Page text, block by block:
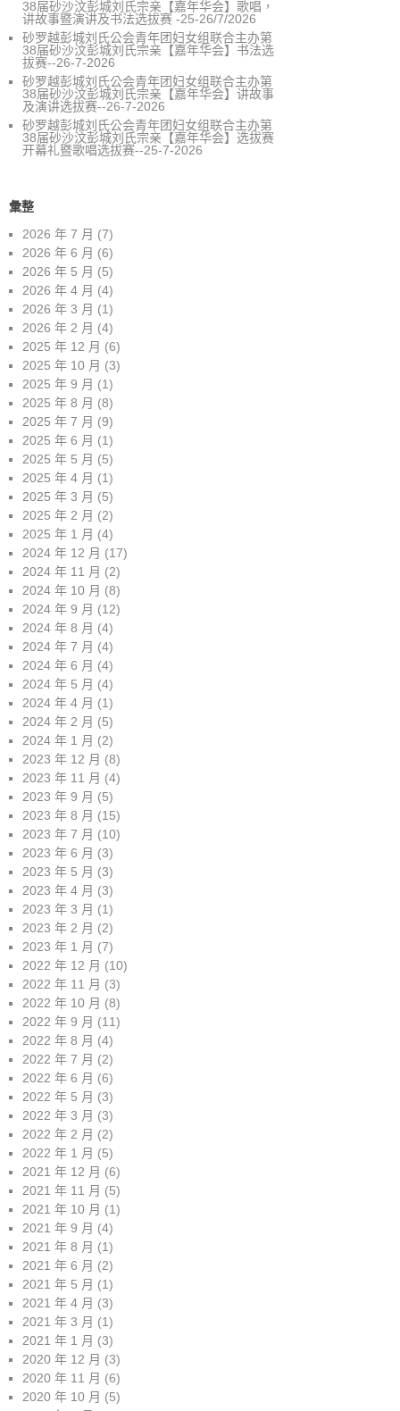
38届砂沙汶彭城刘氏宗亲【嘉年华会】歌唱，
讲故事暨演讲及书法选拔赛 -25-26/7/2026
砂罗越彭城刘氏公会青年团妇女组联合主办第
38届砂沙汶彭城刘氏宗亲【嘉年华会】书法选
拔赛--26-7-2026
砂罗越彭城刘氏公会青年团妇女组联合主办第
38届砂沙汶彭城刘氏宗亲【嘉年华会】讲故事
及演讲选拔赛--26-7-2026
砂罗越彭城刘氏公会青年团妇女组联合主办第
38届砂沙汶彭城刘氏宗亲【嘉年华会】选拔赛
开幕礼暨歌唱选拔赛--25-7-2026
彙整
2026 年 7 月 (7)
2026 年 6 月 (6)
2026 年 5 月 (5)
2026 年 4 月 (4)
2026 年 3 月 (1)
2026 年 2 月 (4)
2025 年 12 月 (6)
2025 年 10 月 (3)
2025 年 9 月 (1)
2025 年 8 月 (8)
2025 年 7 月 (9)
2025 年 6 月 (1)
2025 年 5 月 (5)
2025 年 4 月 (1)
2025 年 3 月 (5)
2025 年 2 月 (2)
2025 年 1 月 (4)
2024 年 12 月 (17)
2024 年 11 月 (2)
2024 年 10 月 (8)
2024 年 9 月 (12)
2024 年 8 月 (4)
2024 年 7 月 (4)
2024 年 6 月 (4)
2024 年 5 月 (4)
2024 年 4 月 (1)
2024 年 2 月 (5)
2024 年 1 月 (2)
2023 年 12 月 (8)
2023 年 11 月 (4)
2023 年 9 月 (5)
2023 年 8 月 (15)
2023 年 7 月 (10)
2023 年 6 月 (3)
2023 年 5 月 (3)
2023 年 4 月 (3)
2023 年 3 月 (1)
2023 年 2 月 (2)
2023 年 1 月 (7)
2022 年 12 月 (10)
2022 年 11 月 (3)
2022 年 10 月 (8)
2022 年 9 月 (11)
2022 年 8 月 (4)
2022 年 7 月 (2)
2022 年 6 月 (6)
2022 年 5 月 (3)
2022 年 3 月 (3)
2022 年 2 月 (2)
2022 年 1 月 (5)
2021 年 12 月 (6)
2021 年 11 月 (5)
2021 年 10 月 (1)
2021 年 9 月 (4)
2021 年 8 月 (1)
2021 年 6 月 (2)
2021 年 5 月 (1)
2021 年 4 月 (3)
2021 年 3 月 (1)
2021 年 1 月 (3)
2020 年 12 月 (3)
2020 年 11 月 (6)
2020 年 10 月 (5)